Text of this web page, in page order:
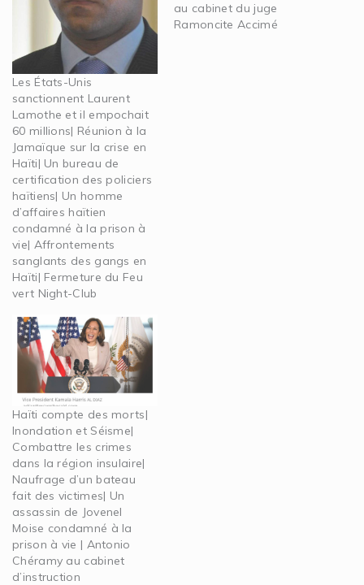
Les États-Unis
sanctionnent Laurent
Lamothe et il empochait
60 millions| Réunion à la
Jamaïque sur la crise en
Haïti| Un bureau de
certification des policiers
haïtiens| Un homme
d’affaires haïtien
condamné à la prison à
vie| Affrontements
sanglants des gangs en
Haïti| Fermeture du Feu
vert Night-Club
au cabinet du juge
Ramoncite Accimé
Haïti compte des morts|
Inondation et Séisme|
Combattre les crimes
dans la région insulaire|
Naufrage d’un bateau
fait des victimes| Un
assassin de Jovenel
Moise condamné à la
prison à vie | Antonio
Chéramy au cabinet
d’instruction